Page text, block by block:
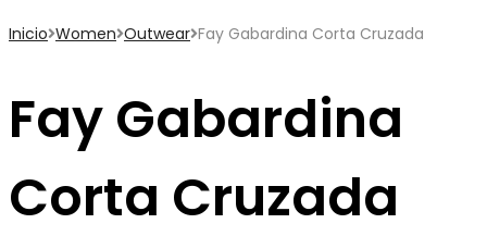
Inicio Women Outwear Fay Gabardina Corta Cruzada
Fay Gabardina
Corta Cruzada